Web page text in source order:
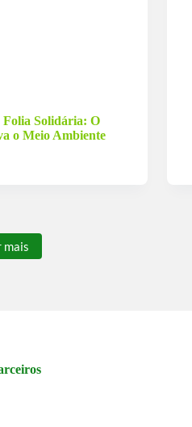
Folia Solidária: O
o Meio Ambiente
mais